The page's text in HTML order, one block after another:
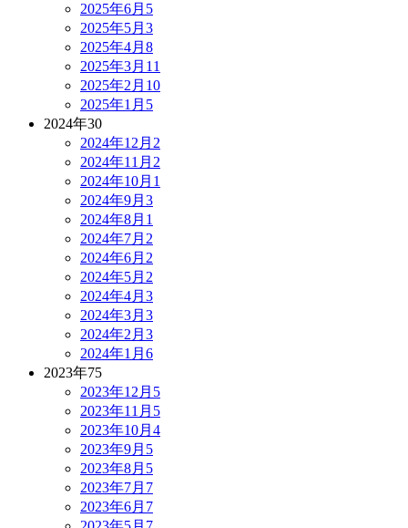
2025年6月 5
2025年5月 3
2025年4月 8
2025年3月 11
2025年2月 10
2025年1月 5
2024年30
2024年12月 2
2024年11月 2
2024年10月 1
2024年9月 3
2024年8月 1
2024年7月 2
2024年6月 2
2024年5月 2
2024年4月 3
2024年3月 3
2024年2月 3
2024年1月 6
2023年75
2023年12月 5
2023年11月 5
2023年10月 4
2023年9月 5
2023年8月 5
2023年7月 7
2023年6月 7